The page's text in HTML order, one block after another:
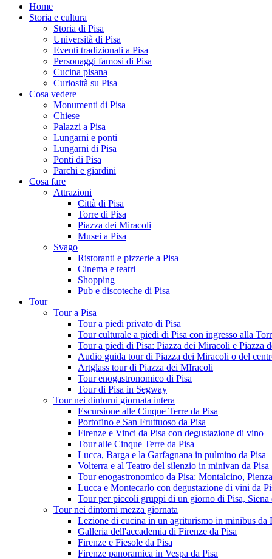
Home
Storia e cultura
Storia di Pisa
Università di Pisa
Eventi tradizionali a Pisa
Personaggi famosi di Pisa
Cucina pisana
Curiosità su Pisa
Cosa vedere
Monumenti di Pisa
Chiese
Palazzi a Pisa
Lungarni e ponti
Lungarni di Pisa
Ponti di Pisa
Parchi e giardini
Cosa fare
Attrazioni
Città di Pisa
Torre di Pisa
Piazza dei Miracoli
Musei a Pisa
Svago
Ristoranti e pizzerie a Pisa
Cinema e teatri
Shopping
Pub e discoteche di Pisa
Tour
Tour a Pisa
Tour a piedi privato di Pisa
Tour culturale a piedi di Pisa con ingresso alla
Tour a piedi di Pisa: Piazza dei Miracoli e Piazza
Audio guida tour di Piazza dei Miracoli o del
Artglass tour di Piazza dei MIracoli
Tour enogastronomico di Pisa
Tour di Pisa in Segway
Tour nei dintorni giornata intera
Escursione alle Cinque Terre da Pisa
Portofino e San Fruttuoso da Pisa
Firenze e Vinci da Pisa con degustazione di vino
Tour alle Cinque Terre da Pisa
Lucca, Barga e la Garfagnana in pulmino da Pisa
Volterra e al Teatro del silenzio in minivan da Pisa
Tour enogastronomico da Pisa: Montalcino,
Lucca e Montecarlo con degustazione di vini da
Tour per piccoli gruppi di un giorno di Pisa,
Tour nei dintorni mezza giornata
Lezione di cucina in un agriturismo in minibus da
Galleria dell'accademia di Firenze da Pisa
Firenze e Fiesole da Pisa
Firenze panoramica in Vespa da Pisa